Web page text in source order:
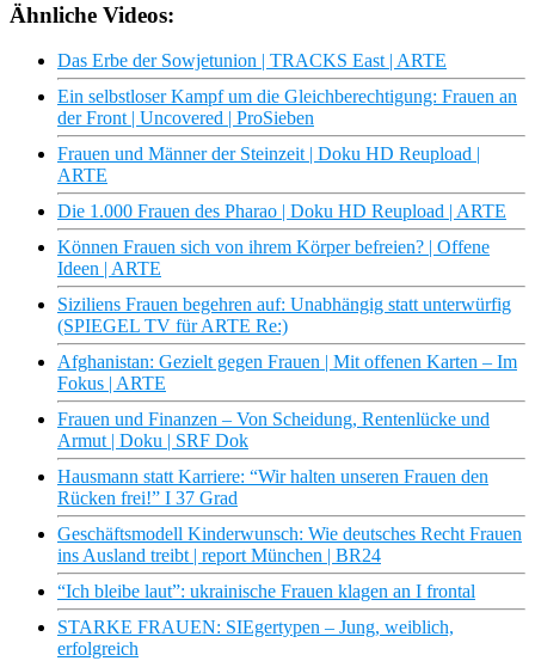
Ähnliche Videos:
Das Erbe der Sowjetunion | TRACKS East | ARTE
Ein selbstloser Kampf um die Gleichberechtigung: Frauen an
der Front | Uncovered | ProSieben
Frauen und Männer der Steinzeit | Doku HD Reupload |
ARTE
Die 1.000 Frauen des Pharao | Doku HD Reupload | ARTE
Können Frauen sich von ihrem Körper befreien? | Offene
Ideen | ARTE
Siziliens Frauen begehren auf: Unabhängig statt unterwürfig
(SPIEGEL TV für ARTE Re:)
Afghanistan: Gezielt gegen Frauen | Mit offenen Karten – Im
Fokus | ARTE
Frauen und Finanzen – Von Scheidung, Rentenlücke und
Armut | Doku | SRF Dok
Hausmann statt Karriere: “Wir halten unseren Frauen den
Rücken frei!” I 37 Grad
Geschäftsmodell Kinderwunsch: Wie deutsches Recht Frauen
ins Ausland treibt | report München | BR24
“Ich bleibe laut”: ukrainische Frauen klagen an I frontal
STARKE FRAUEN: SIEgertypen – Jung, weiblich,
erfolgreich